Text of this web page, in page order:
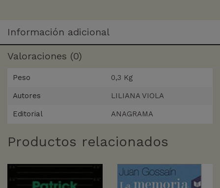
Información adicional
Valoraciones (0)
Peso 0,3 Kg
Autores LILIANA VIOLA
Editorial ANAGRAMA
Productos relacionados